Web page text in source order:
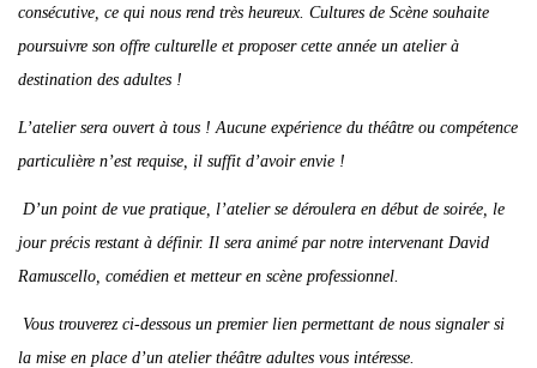
consécutive, ce qui nous rend très heureux. Cultures de Scène souhaite
poursuivre son offre culturelle et proposer cette année un atelier à
destination des adultes !
L’atelier sera ouvert à tous ! Aucune expérience du théâtre ou compétence
particulière n’est requise, il suffit d’avoir envie !
D’un point de vue pratique, l’atelier se déroulera en début de soirée, le
jour précis restant à définir. Il sera animé par notre intervenant David
Ramuscello, comédien et metteur en scène professionnel.
Vous trouverez ci-dessous un premier lien permettant de nous signaler si
la mise en place d’un atelier théâtre adultes vous intéresse.